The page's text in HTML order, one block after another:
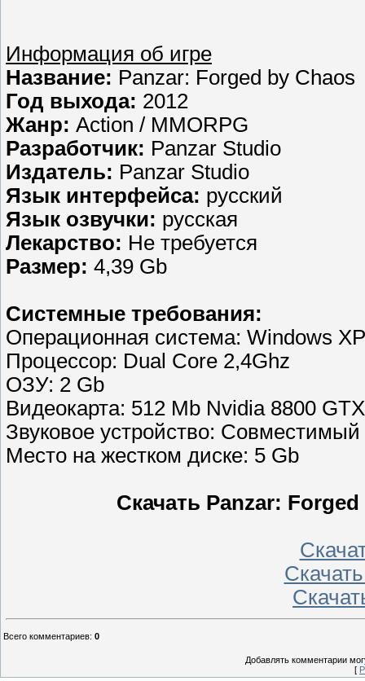
Информация об игре
Название: Panzar: Forged by Chaos
Год выхода: 2012
Жанр: Action / MMORPG
Разработчик: Panzar Studio
Издатель: Panzar Studio
Язык интерфейса: русский
Язык озвучки: русская
Лекарство: Не требуется
Размер: 4,39 Gb
Системные требования:
Операционная система: Windows
Процессор: Dual Core 2,4Ghz
ОЗУ: 2 Gb
Видеокарта: 512 Mb Nvidia 8800
Звуковое устройство:
Место на жестком диске: 5 Gb
Скачать Panzar:
Всего комментариев: 0
Добавлять комментарии
[